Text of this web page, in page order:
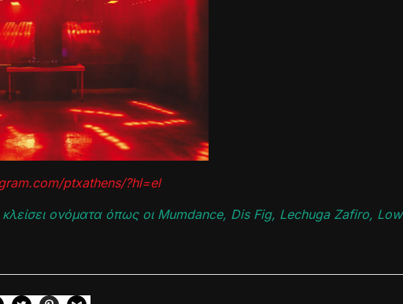
ptxathens/?hl=el
ονόματα όπως οι Mumdance, Dis Fig, Lechuga Zafiro,